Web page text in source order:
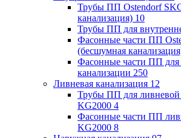
Трубы ПП Ostendorf
канализация) 10
Трубы ПП для
Фасонные части ПП
(бесшумная
Фасонные части ПП для
канализации 250
Ливневая канализация 12
Трубы ПП для ливневой
KG2000 4
Фасонные части ПП
KG2000 8